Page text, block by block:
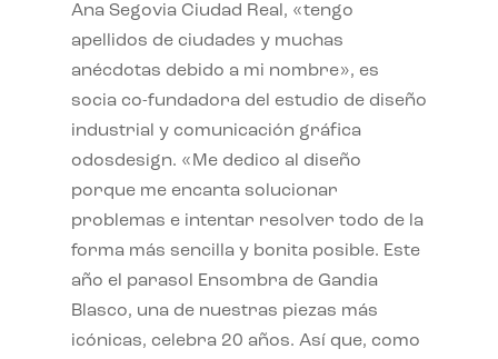
Ana Segovia Ciudad Real, «tengo
apellidos de ciudades y muchas
anécdotas debido a mi nombre», es
socia co-fundadora del estudio de diseño
industrial y comunicación gráfica
odosdesign. «Me dedico al diseño
porque me encanta solucionar
problemas e intentar resolver todo de la
forma más sencilla y bonita posible. Este
año el parasol Ensombra de Gandia
Blasco, una de nuestras piezas más
icónicas, celebra 20 años. Así que, como